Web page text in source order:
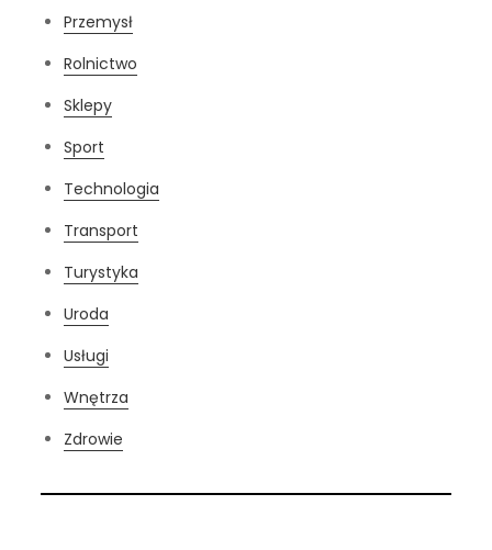
Przemysł
Rolnictwo
Sklepy
Sport
Technologia
Transport
Turystyka
Uroda
Usługi
Wnętrza
Zdrowie